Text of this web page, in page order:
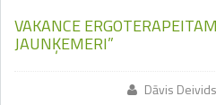
VAKANCE
JAUNĶEMERI”
Dāvis